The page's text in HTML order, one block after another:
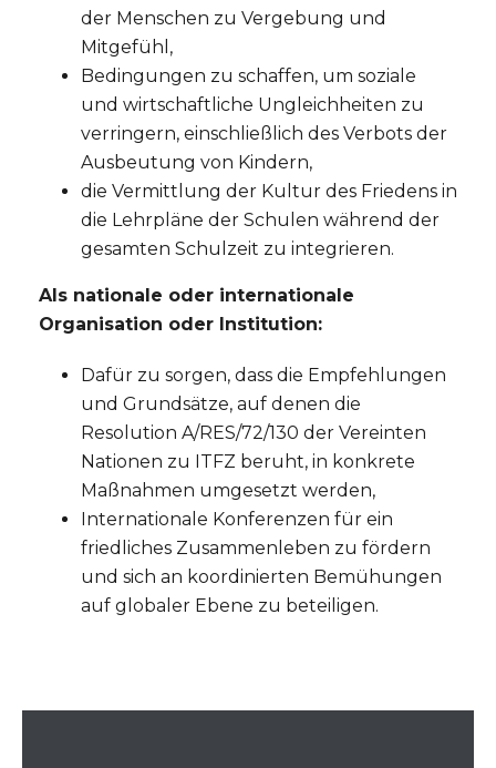
der Menschen zu Vergebung und
Mitgefühl,
Bedingungen zu schaffen, um soziale
und wirtschaftliche Ungleichheiten zu
verringern, einschließlich des Verbots der
Ausbeutung von Kindern,
die Vermittlung der Kultur des Friedens in
die Lehrpläne der Schulen während der
gesamten Schulzeit zu integrieren.
Als nationale oder internationale
Organisation oder Institution:
Dafür zu sorgen, dass die Empfehlungen
und Grundsätze, auf denen die
Resolution A/RES/72/130 der Vereinten
Nationen zu ITFZ beruht, in konkrete
Maßnahmen umgesetzt werden,
Internationale Konferenzen für ein
friedliches Zusammenleben zu fördern
und sich an koordinierten Bemühungen
auf globaler Ebene zu beteiligen.